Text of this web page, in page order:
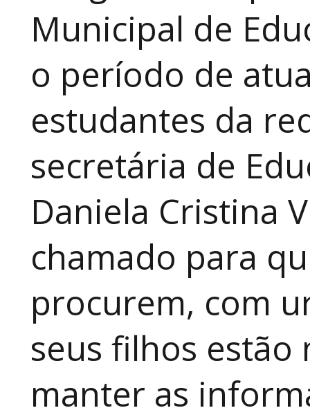
Municipal de
o período de
estudantes da
secretária de
Daniela Cristina
chamado para
procurem, com
seus filhos
manter as